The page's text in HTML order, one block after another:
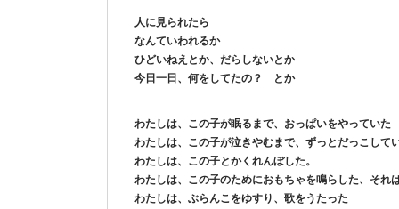
人に見られたら
なんていわれるか
ひどいねえとか、だらしないとか
今日一日、何をしてたの？ とか
わたしは、この子が眠るまで、おっぱいをやっていた
わたしは、この子が泣きやむまで、ずっとだっこして
わたしは、この子とかくれんぼした。
わたしは、この子のためにおもちゃを鳴らした、それ
わたしは、ぶらんこをゆすり、歌をうたった